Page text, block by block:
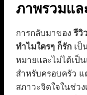
ภาพรวมแ
การกลับมาของรีวิ
ทำไมใครๆ ก็รัก เป็
หมายและไม่ได้เป็
สำหรับครอบครัว
สภาวะจิตใจในช่ว